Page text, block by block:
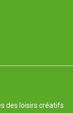
des loisirs créatifs